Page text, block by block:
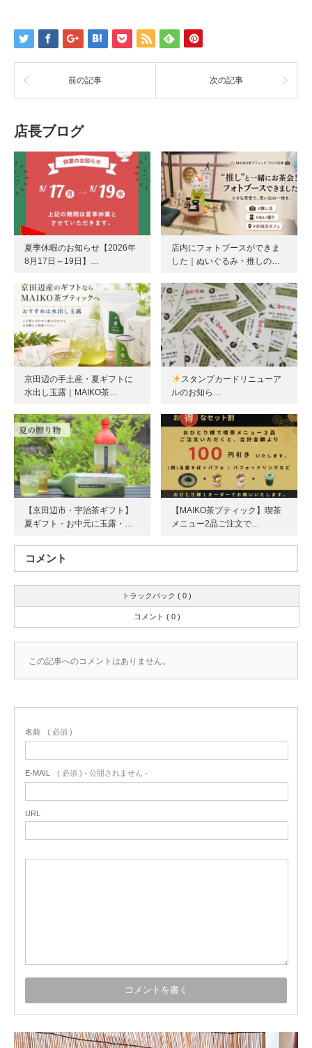
前の記事 次の記事
店長ブログ
夏季休暇のお知らせ【2026年
8月17日～19日】…
店内にフォトブースができま
した｜ぬいぐるみ・推しの…
京田辺の手土産・夏ギフトに
水出し玉露｜MAIKO茶…
スタンプカードリニューア
ルのお知ら…
【京田辺市・宇治茶ギフト】
夏ギフト・お中元に玉露・…
【MAIKO茶ブティック】喫茶
メニュー2品ご注文で…
コメント
トラックバック ( 0 )
コメント ( 0 )
この記事へのコメントはありません。
名前 ( 必須 )
E-MAIL ( 必須 ) - 公開されません -
URL